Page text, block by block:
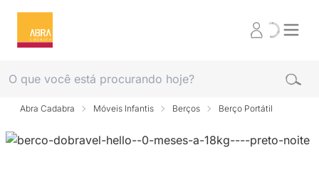
Abra Cadabra Móveis Infantis Berços Berço Portátil